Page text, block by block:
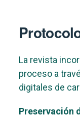
La revista
proceso a
digitales de
Preservación